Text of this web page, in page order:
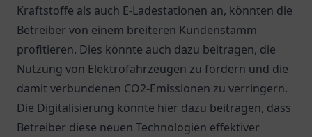
Kraftstoffe als auch E-Ladestationen an, könnten die
Betreiber von einem breiteren Kundenstamm
profitieren. Dies könnte auch dazu beitragen, die
Nutzung von Elektrofahrzeugen zu fördern und die
damit verbundenen CO2-Emissionen zu verringern.
Die Digitalisierung könnte hier dazu beitragen, dass
Betreiber diese neuen Technologien effektiver